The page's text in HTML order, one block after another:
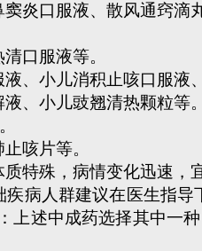
炎口服液、散风通窍滴丸
口服液等。
小儿消积止咳口服液
、小儿豉翘清热颗粒等。
咳片等。
，病情变化迅速，宜
人群建议在医生指导
述中成药选择其中一